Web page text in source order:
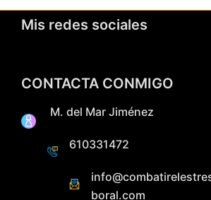
Mis redes sociales
CONTACTA CONMIGO
M. del Mar Jiménez
610331472
boral.com